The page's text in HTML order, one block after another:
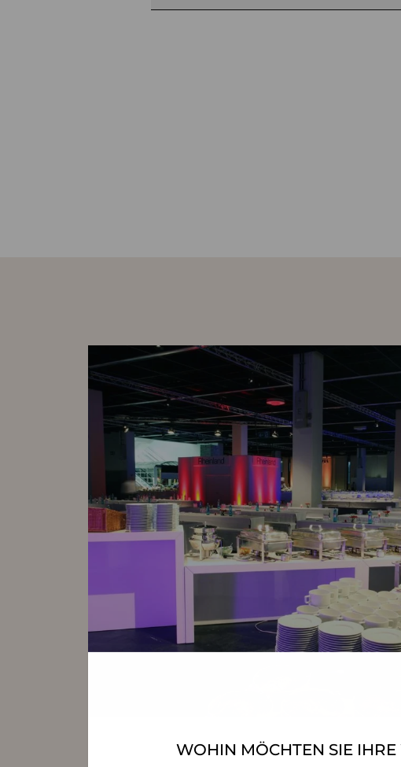
WOHIN MÖCHTEN SIE